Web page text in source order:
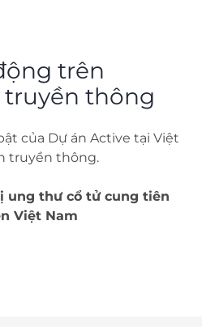
trên
thông
của Dự án Active tại Việt
truyền thông.
ung thư cổ tử cung tiên
Việt Nam